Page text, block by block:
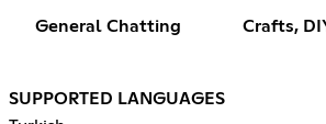
General Chatting Crafts,
SUPPORTED LANGUAGES